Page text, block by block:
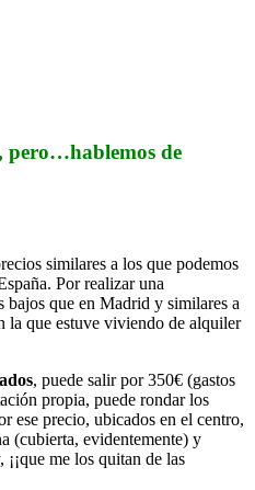
pero…hablemos de
similares a los que podemos
Por realizar una
bajos que en Madrid y similares a
la que estuve viviendo de alquiler
, puede salir por 350€ (gastos
propia, puede rondar los
ese precio, ubicados en el centro,
(cubierta, evidentemente) y
me los quitan de las